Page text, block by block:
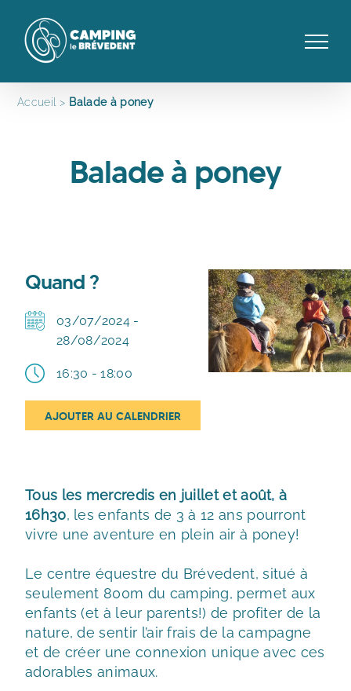
contenu
Accueil Balade à poney
Balade à poney
Quand ?
03/07/2024 -
28/08/2024
16:30 - 18:00
AJOUTER AU CALENDRIER
Tous les mercredis en juillet et août, à
16h30, les enfants de 3 à 12 ans pourront
vivre une aventure en plein air à poney!
Le centre équestre du Brévedent, situé à
seulement 800m du camping, permet aux
enfants (et à leur parents!) de profiter de la
nature, de sentir l’air frais de la campagne
et de créer une connexion unique avec ces
adorables animaux.